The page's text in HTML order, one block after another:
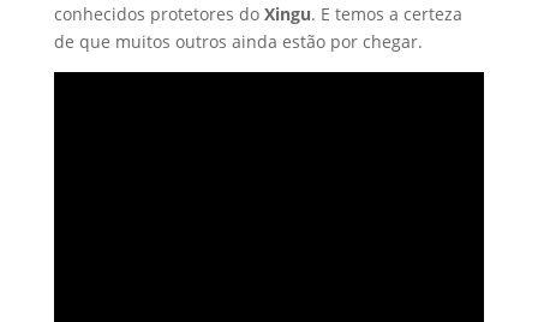
conhecidos protetores do Xingu. E temos a certeza
de que muitos outros ainda estão por chegar.